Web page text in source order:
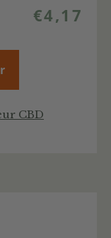
€4,17
CBD